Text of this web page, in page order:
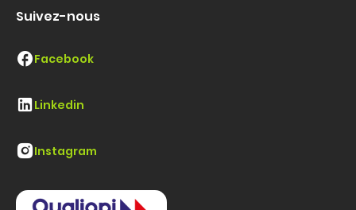
Suivez-nous
Facebook
Linkedin
Instagram